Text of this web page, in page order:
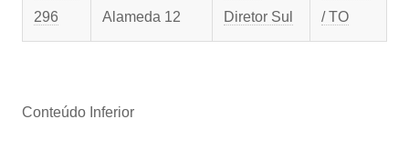
296
Alameda 12
Diretor Sul
/ TO
Conteúdo Inferior